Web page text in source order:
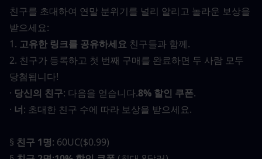
친구를 초대하여 연말 분위기를 널리 알리고 놀라운 보상을
받으세요:
1. 고유한 링크를 공유하세요 친구들과 함께.
2. 친구가 등록하고 첫 번째 구매를 완료하면 두 사람 모두
당첨됩니다!
· 당신의 친구: 다음을 얻습니다.8% 할인 쿠폰.
· 너: 초대한 친구 수에 따라 보상을 받으세요.
§ 친구 1명: 60UC($0.99)